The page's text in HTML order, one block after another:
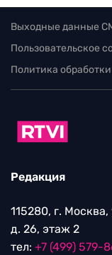
Выходные данные
Пользовательское
Политика
Редакция
115280, г.
д. 26, этаж 2
тел: +7 (499) 579-